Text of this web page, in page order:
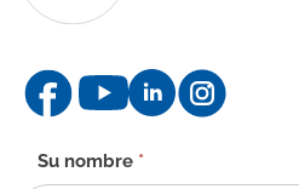
Formulario
Su nombre *